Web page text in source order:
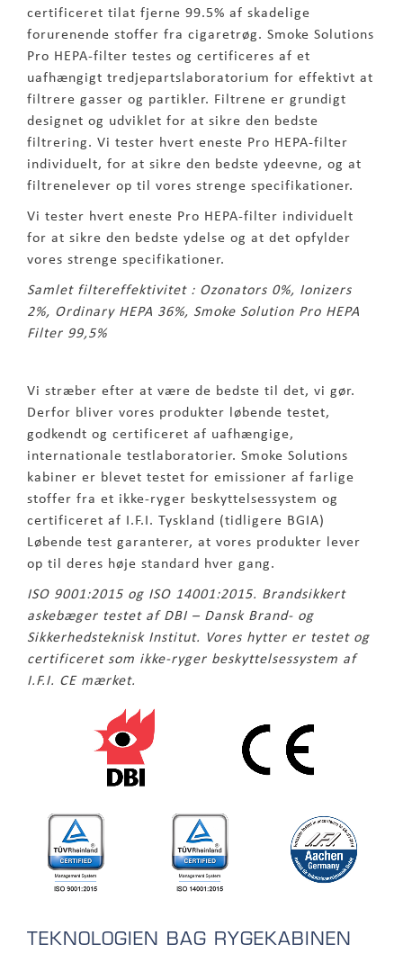
certificeret tilat fjerne 99.5% af skadelige
forurenende stoffer fra cigaretrøg. Smoke Solutions
Pro HEPA-filter testes og certificeres af et
uafhængigt tredjepartslaboratorium for effektivt at
filtrere gasser og partikler. Filtrene er grundigt
designet og udviklet for at sikre den bedste
filtrering. Vi tester hvert eneste Pro HEPA-filter
individuelt, for at sikre den bedste ydeevne, og at
filtrenelever op til vores strenge specifikationer.
Vi tester hvert eneste Pro HEPA-filter individuelt
for at sikre den bedste ydelse og at det opfylder
vores strenge specifikationer.
Samlet filtereffektivitet : Ozonators 0%, Ionizers
2%, Ordinary HEPA 36%, Smoke Solution Pro HEPA
Filter 99,5%
Vi stræber efter at være de bedste til det, vi gør.
Derfor bliver vores produkter løbende testet,
godkendt og certificeret af uafhængige,
internationale testlaboratorier. Smoke Solutions
kabiner er blevet testet for emissioner af farlige
stoffer fra et ikke-ryger beskyttelsessystem og
certificeret af I.F.I. Tyskland (tidligere BGIA)
Løbende test garanterer, at vores produkter lever
op til deres høje standard hver gang.
ISO 9001:2015 og ISO 14001:2015. Brandsikkert
askebæger testet af DBI – Dansk Brand- og
Sikkerhedsteknisk Institut. Vores hytter er testet og
certificeret som ikke-ryger beskyttelsessystem af
I.F.I. CE mærket.
TEKNOLOGIEN BAG RYGEKABINEN